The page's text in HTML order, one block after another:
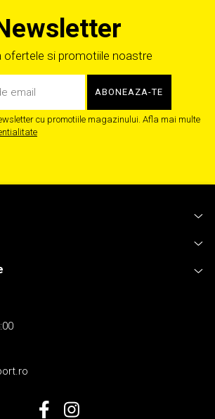
ofertele si promotiile noastre
cu promotiile magazinului. Afla mai multe